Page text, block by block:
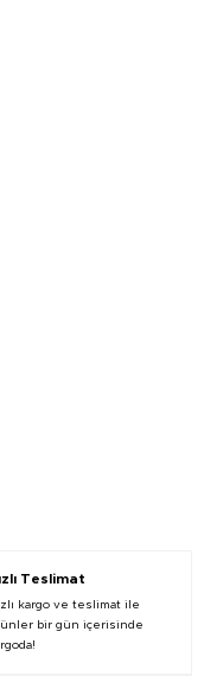
Teslimat
kargo ve teslimat ile
bir gün içerisinde